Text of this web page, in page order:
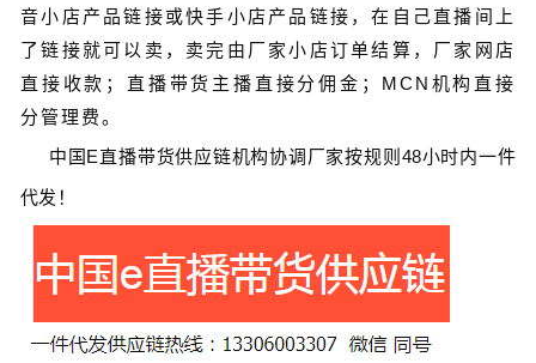
音小店产品链接或快手小店产品链接，在自己直播间上
了链接就可以卖，卖完由厂家小店订单结算，厂家网店
直接收款；直播带货主播直接分佣金；MCN机构直接
分管理费。
中国E直播带货供应链机构协调厂家按规则 48小时内一件
代发！